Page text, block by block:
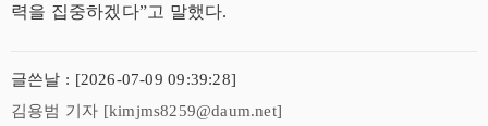
력을 집중하겠다”고 말했다.
글쓴날 : [2026-07-09 09:39:28]
김용범 기자 [kimjms8259@daum.net]